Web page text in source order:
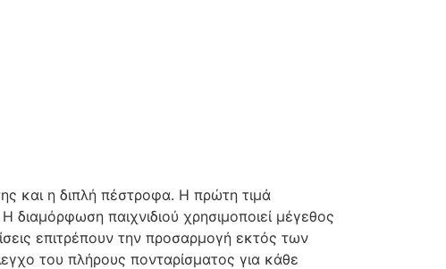
και η διπλή πέστροφα. Η πρώτη τιμά
παιχνιδιού χρησιμοποιεί μέγεθος
επιτρέπουν την προσαρμογή εκτός των
του πλήρους πονταρίσματος για κάθε